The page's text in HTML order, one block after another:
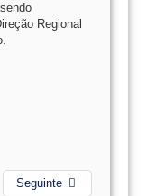
Regional
Seguinte